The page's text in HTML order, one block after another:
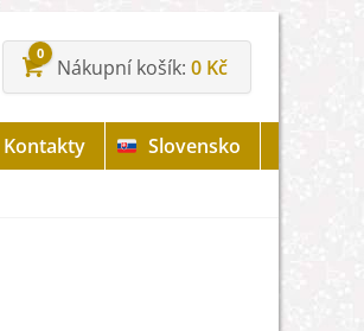
0
Nákupní košík 0 Kč
Kontakty
Slovensko